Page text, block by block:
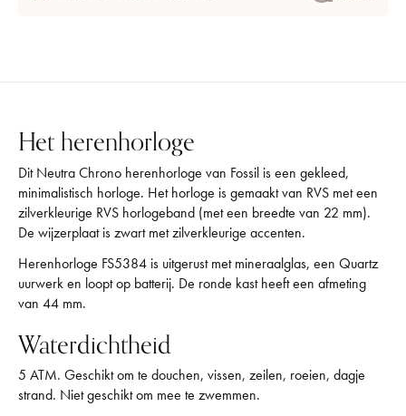
Het herenhorloge
Dit Neutra Chrono herenhorloge van Fossil is een gekleed,
minimalistisch horloge. Het horloge is gemaakt van RVS met een
zilverkleurige RVS horlogeband (met een breedte van 22 mm).
De wijzerplaat is zwart met zilverkleurige accenten.
Herenhorloge FS5384 is uitgerust met mineraalglas, een Quartz
uurwerk en loopt op batterij. De ronde kast heeft een afmeting
van 44 mm.
Waterdichtheid
5 ATM. Geschikt om te douchen, vissen, zeilen, roeien, dagje
strand. Niet geschikt om mee te zwemmen.